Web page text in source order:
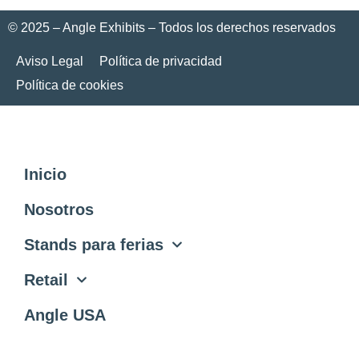
© 2025 – Angle Exhibits – Todos los derechos reservados
Aviso Legal
Política de privacidad
Política de cookies
Inicio
Nosotros
Stands para ferias
Retail
Angle USA